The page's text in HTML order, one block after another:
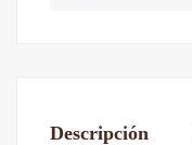
Descripción